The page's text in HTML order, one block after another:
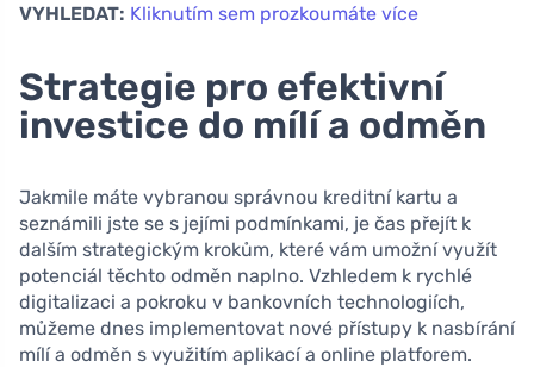
VYHLEDAT: Kliknutím sem prozkoumáte více
Strategie pro efektivní
investice do mílí a odměn
Jakmile máte vybranou správnou kreditní kartu a
seznámili jste se s jejími podmínkami, je čas přejít k
dalším strategickým krokům, které vám umožní využít
potenciál těchto odměn naplno. Vzhledem k rychlé
digitalizaci a pokroku v bankovních technologiích,
můžeme dnes implementovat nové přístupy k nasbírání
mílí a odměn s využitím aplikací a online platforem.